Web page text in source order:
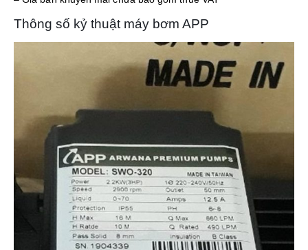
Thông số kỷ thuật máy bơm APP